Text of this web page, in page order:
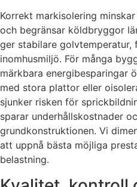
Korrekt markisolering
och begränsar köldbryggor
ger stabilare golvtemperatur,
inomhusmiljö. För många
märkbara energibesparingar
med stora plattor eller
sjunker risken för
sparar underhållskostnader
grundkonstruktionen. Vi
att uppnå bästa möjliga
belastning.